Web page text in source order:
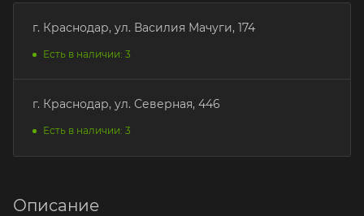
г. Краснодар, ул. Василия Мачуги, 174
Есть в наличии: 3
г. Краснодар, ул. Северная, 446
Есть в наличии: 3
Описание